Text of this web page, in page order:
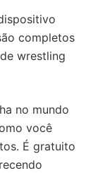
completos
wrestling
no mundo
você
É gratuito